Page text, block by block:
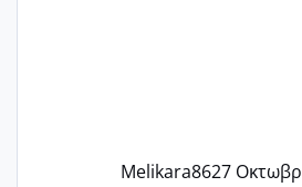
Melikara8627